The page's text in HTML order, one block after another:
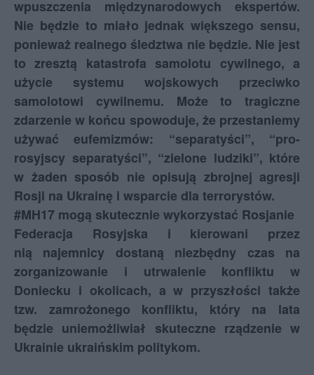
wpuszczenia międzynarodowych ekspertów.
Nie będzie to miało jednak większego sensu,
ponieważ realnego śledztwa nie będzie. Nie jest
to zresztą katastrofa samolotu cywilnego, a
użycie systemu wojskowych przeciwko
samolotowi cywilnemu. Może to tragiczne
zdarzenie w końcu spowoduje, że przestaniemy
używać eufemizmów: “separatyści”, “pro-
rosyjscy separatyści”, “zielone ludziki”, które
w żaden sposób nie opisują zbrojnej agresji
Rosji na Ukrainę i wsparcie dla terrorystów.
#MH17 mogą skutecznie wykorzystać Rosjanie
Federacja Rosyjska i kierowani przez
nią najemnicy dostaną niezbędny czas na
zorganizowanie i utrwalenie konfliktu w
Doniecku i okolicach, a w przyszłości także
tzw. zamrożonego konfliktu, który na lata
będzie uniemożliwiał skuteczne rządzenie w
Ukrainie ukraińskim politykom.